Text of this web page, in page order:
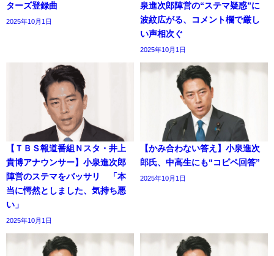
ターズ登録曲
2025年10月1日
泉進次郎陣営の“ステマ疑惑”に
波紋広がる、コメント欄で厳し
い声相次ぐ
2025年10月1日
【ＴＢＳ報道番組Ｎスタ・井上
貴博アナウンサー】小泉進次郎
陣営のステマをバッサリ 「本
当に愕然としました、気持ち悪
い」
2025年10月1日
【かみ合わない答え】小泉進次
郎氏、中高生にも“コピペ回答”
2025年10月1日